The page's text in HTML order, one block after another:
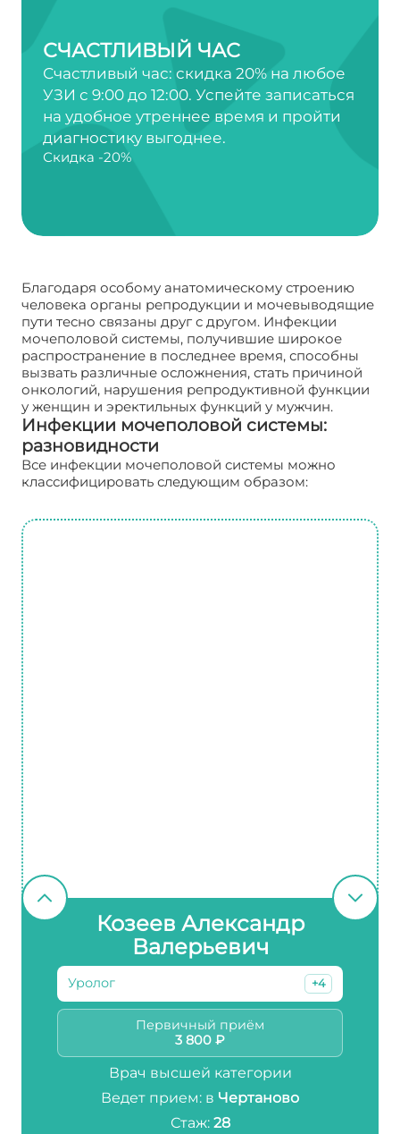
СЧАСТЛИВЫЙ ЧАС
Счастливый час: скидка 20% на любое
УЗИ с 9:00 до 12:00. Успейте записаться
на удобное утреннее время и пройти
диагностику выгоднее.
Скидка -20%
Благодаря особому анатомическому строению
человека органы репродукции и мочевыводящие
пути тесно связаны друг с другом. Инфекции
мочеполовой системы, получившие широкое
распространение в последнее время, способны
вызвать различные осложнения, стать причиной
онкологий, нарушения репродуктивной функции
у женщин и эректильных функций у мужчин.
Инфекции мочеполовой системы:
разновидности
Все инфекции мочеполовой системы можно
классифицировать следующим образом:
Козеев Александр
Валерьевич
Уролог +4
Первичный приём
3 800 ₽
Врач высшей категории
Ведет прием: в Чертаново
Стаж: 28